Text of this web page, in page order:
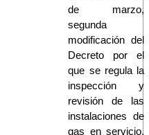
de marzo,
segunda
modificación del
Decreto por el
que se regula la
inspección y
revisión de las
instalaciones de
gas en servicio,